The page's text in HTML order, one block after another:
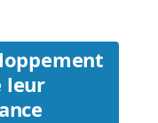
leur